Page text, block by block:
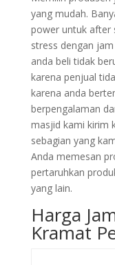
yang mudah.
power untuk after
stress dengan
anda beli tidak
karena penjual
karena anda
berpengalaman
masjid kami kirim
sebagian yang
Anda memesan
pertaruhkan
yang lain.
Harga
Kramat